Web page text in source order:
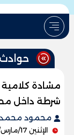
حوادث
مشادة
شرطة داخل
محمود محمد
الإثنين 17/مارس/2025 - 11:16 م